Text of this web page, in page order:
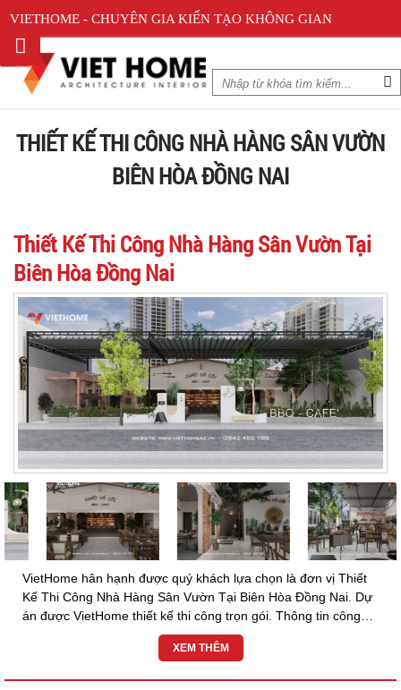
VIETHOME - CHUYÊN GIA KIẾN TẠO KHÔNG GIAN
THIẾT KẾ THI CÔNG NHÀ HÀNG SÂN VƯỜN
BIÊN HÒA ĐỒNG NAI
Thiết Kế Thi Công Nhà Hàng Sân Vườn Tại
Biên Hòa Đồng Nai
VietHome hân hạnh được quý khách lựa chọn là đơn vị Thiết
Kế Thi Công Nhà Hàng Sân Vườn Tại Biên Hòa Đồng Nai. Dự
án được VietHome thiết kế thi công trọn gói. Thông tin công
trình: NHÀ HÀNG CHẢO & CỐC ๏ Chủ...
XEM THÊM